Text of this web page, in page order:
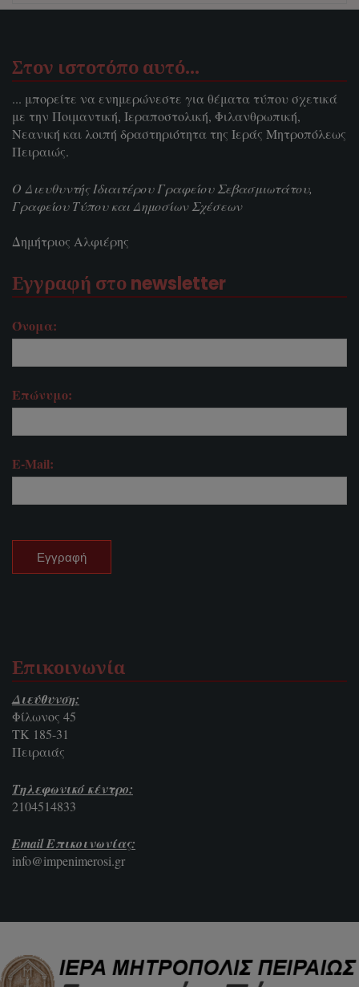
Στον ιστοτόπο αυτό…
... μπορείτε να ενημερώνεστε για θέματα τύπου σχετικά
με την Ποιμαντική, Ιεραποστολική, Φιλανθρωπική,
Νεανική και λοιπή δραστηριότητα της Ιεράς Μητροπόλεως
Πειραιώς.
Ο Διευθυντής Ιδιαιτέρου Γραφείου Σεβασμιωτάτου,
Γραφείου Τύπου και Δημοσίων Σχέσεων
Δημήτριος Αλφιέρης
Εγγραφή στο newsletter
Όνομα:
Επώνυμο:
E-Mail:
Επικοινωνία
Διεύθυνση:
Φίλωνος 45
ΤΚ 185-31
Πειραιάς
Τηλεφωνικό κέντρο:
2104514833
Email Επικοινωνίας:
info@impenimerosi.gr